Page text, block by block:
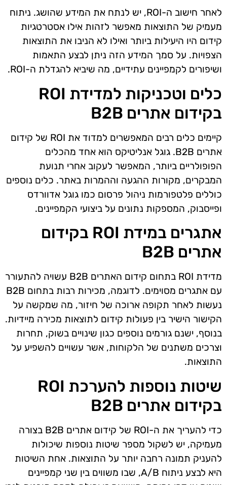
לאחר חישוב ה-ROI, יש לנתח את המידע שהושג. ניתוח
מעמיק של התוצאות מאפשר לזהות אילו אסטרטגיות
קידום היו היעילות ביותר ואילו לא הניבו את התוצאות
הצפויות. על סמך המידע הזה ניתן לבצע התאמות
ושיפורים לקמפיינים עתידיים, מה שיביא להגדלת ה-ROI.
כלים וטכניקות למדידת ROI
בקידום אתרים B2B
קיימים כלים רבים המאפשרים למדוד את ROI של קידום
אתרים B2B. גוגל אנליטיקס הוא אחד מהכלים
הפופולריים ביותר, המאפשר לעקוב אחרי תנועת
המבקרים, מקורות ההגעה וההמרות באתר. כלים נוספים
כוללים פלטפורמות ניהול פרסום כמו גוגל אדוורדס
ופייסבוק, המספקות נתונים על ביצועי הקמפיינים.
אתגרים במידת ROI בקידום
אתרים B2B
מדידת ROI בתחום קידום האתרים B2B עשויה להתעורר
עם אתגרים מסוימים. לדוגמה, מכירות רבות בתחום B2B
נעשות לאחר תקופה ארוכה של חיזור, מה שמקשה על
הקישור הישיר בין פעולות קידום לתוצאות מכירה מיידיות.
בנוסף, ישנם גורמים נוספים כגון שינויים בשוק, תחרות
וצרכים משתנים של הלקוחות, אשר עשויים להשפיע על
התוצאות.
שיטות נוספות להערכת ROI
בקידום אתרים B2B
כדי להעריך את ה-ROI של קידום אתרים B2B בצורה
מעמיקה, יש לשקול מספר שיטות נוספות שיכולות
להעניק תמונה רחבה יותר על התוצאות. אחת השיטות
היא לבצע ניתוח A/B, שבו משווים בין שני קמפיינים